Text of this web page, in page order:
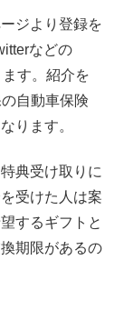
ジより登録を
などの
す。紹介を
自動車保険
ります。
典受け取りに
受けた人は案
するギフトと
期限があるの